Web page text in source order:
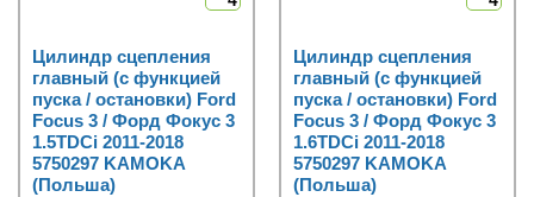
Цилиндр сцепления
главный (с функцией
пуска / остановки) Ford
Focus 3 / Форд Фокус 3
1.5TDCi 2011-2018
5750297 KAMOKA
(Польша)
Цилиндр сцепления
главный (с функцией
пуска / остановки) Ford
Focus 3 / Форд Фокус 3
1.6TDCi 2011-2018
5750297 KAMOKA
(Польша)